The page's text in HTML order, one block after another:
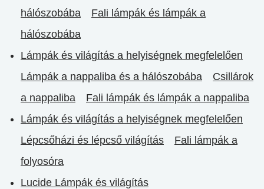
hálószobába
Fali lámpák és lámpák a
hálószobába
Lámpák és világítás a helyiségnek megfelelően
Lámpák a nappaliba és a hálószobába
Csillárok
a nappaliba
Fali lámpák és lámpák a nappaliba
Lámpák és világítás a helyiségnek megfelelően
Lépcsőházi és lépcső világítás
Fali lámpák a
folyosóra
Lucide Lámpák és világítás